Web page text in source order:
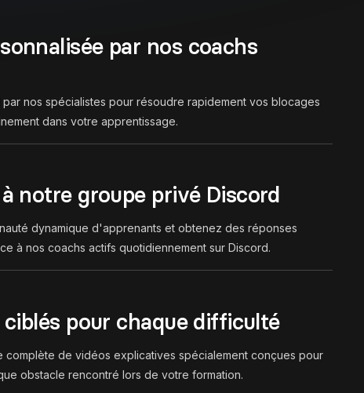
par nos coachs
par nos spécialistes pour résoudre rapidement vos blocages
dans votre apprentissage.
notre groupe privé Discord
dynamique d'apprenants et obtenez des réponses
à nos coachs actifs quotidiennement sur Discord.
pour chaque difficulté
complète de vidéos explicatives spécialement conçues pour
obstacle rencontré lors de votre formation.